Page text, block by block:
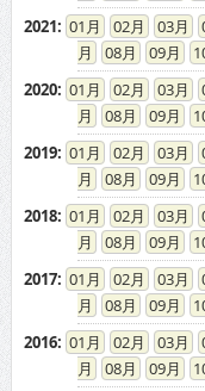
2021: 01 02 03
08
09
2020: 01 02 03
08
09
2019: 01 02 03
08
09
2018: 01 02 03
08
09
2017: 01 02 03
08
09
2016: 01 02 03
08
09